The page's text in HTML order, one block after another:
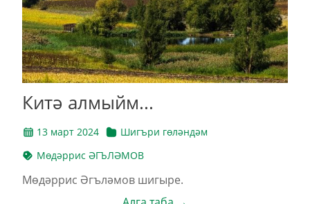
Китә алмыйм...
13 март 2024
Шигъри гөләндәм
Мөдәррис ӘГЪЛӘМОВ
Мөдәррис Әгъләмов шигыре.